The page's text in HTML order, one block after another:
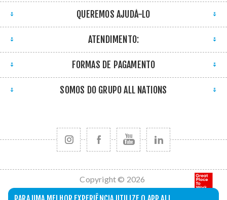
QUEREMOS AJUDÁ-LO
ATENDIMENTO:
FORMAS DE PAGAMENTO
SOMOS DO GRUPO ALL NATIONS
Copyright © 2026
All Nations. Todos